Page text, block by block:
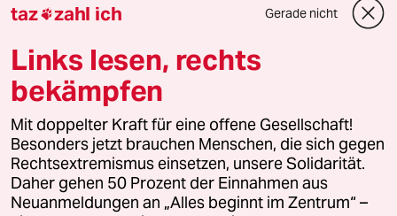
auch? Dann machen Sie mit und unterstützen Sie
Jetzt unterstützen
Themen
#Lesestück Recherche und Reportage
#Nordmazedonien
taz zahl ich Gerade nicht
Links lesen, rechts
bekämpfen
Mit doppelter Kraft für eine offene Gesellschaft!
Besonders jetzt brauchen Menschen, die sich gegen
Rechtsextremismus einsetzen, unsere Solidarität.
Daher gehen 50 Prozent der Einnahmen aus
Neuanmeldungen an „Alles beginnt im Zentrum“ –